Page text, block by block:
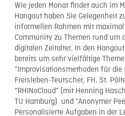
Wie jeden Monat findet auch im
Hangout haben Sie Gelegenheit
informellen Rahmen mit
Community zu Themen rund um
digitalen Zeitalter. In den
bereits um sehr vielfältige
“Improvisationsmethoden für die
Freisleben-Teutscher, FH. St.
“RHINoCloud” (mit Henning
TU Hamburg) und “Anonymer
Personalisierte Aufgaben in der